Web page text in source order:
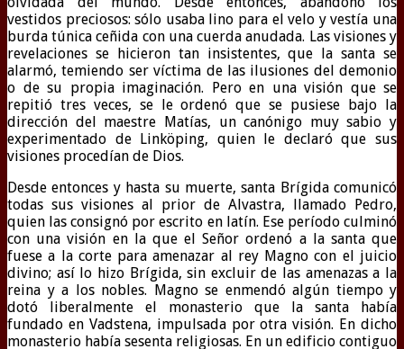
vestidos preciosos: sólo usaba lino para el velo y vestía una
burda túnica ceñida con una cuerda anudada. Las visiones y
revelaciones se hicieron tan insistentes, que la santa se
alarmó, temiendo ser víctima de las ilusiones del demonio
o de su propia imaginación. Pero en una visión que se
repitió tres veces, se le ordenó que se pusiese bajo la
dirección del maestre Matías, un canónigo muy sabio y
experimentado de Linköping, quien le declaró que sus
visiones procedían de Dios.
Desde entonces y hasta su muerte, santa Brígida comunicó
todas sus visiones al prior de Alvastra, llamado Pedro,
quien las consignó por escrito en latín. Ese período culminó
con una visión en la que el Señor ordenó a la santa que
fuese a la corte para amenazar al rey Magno con el juicio
divino; así lo hizo Brígida, sin excluir de las amenazas a la
reina y a los nobles. Magno se enmendó algún tiempo y
dotó liberalmente el monasterio que la santa había
fundado en Vadstena, impulsada por otra visión. En dicho
monasterio había sesenta religiosas. En un edificio contiguo